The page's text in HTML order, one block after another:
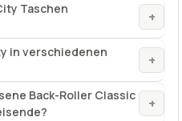
Taschen
+
in verschiedenen
+
Back-Roller Classic
+